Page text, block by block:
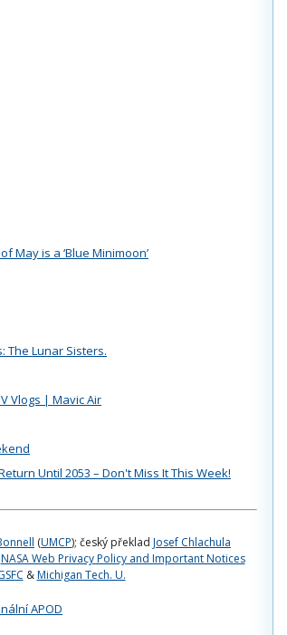
May is a ‘Blue Minimoon’
Lunar Sisters.
Vlogs | Mavic Air
Until 2053 – Don't Miss It This Week!
(UMCP); český překlad Josef Chlachula
NASA Web Privacy Policy and Important Notices
&Michigan Tech. U.
APOD